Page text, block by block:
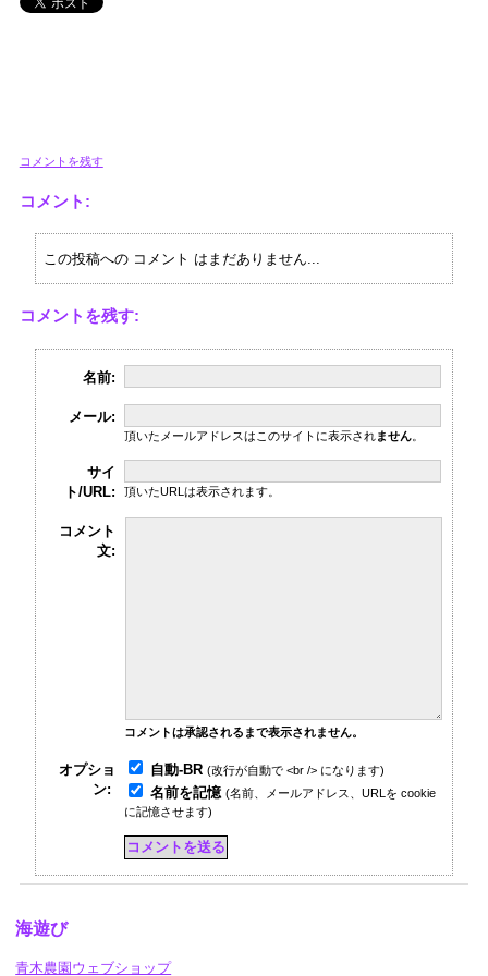
コメントを残す
コメント:
この投稿への コメント はまだありません...
コメントを残す:
名前:
メール:
頂いたメールアドレスはこのサイトに表示されません。
サイ
ト/URL:
頂いたURLは表示されます。
コメント
文:
コメントは承認されるまで表示されません。
オプショ
ン:
自動-BR (改行が自動で <br /> になります)
名前を記憶 (名前、メールアドレス、URLを cookie
に記憶させます)
海遊び
青木農園ウェブショップ